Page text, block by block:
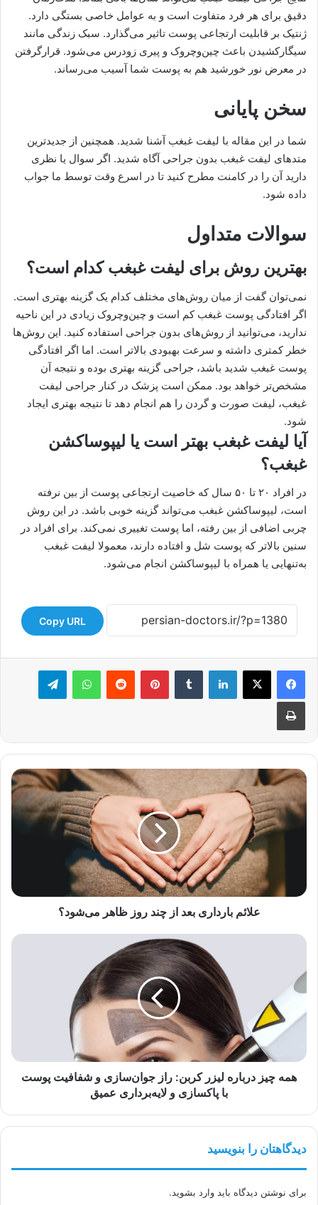
دقیق برای هر فرد متفاوت است و به عوامل خاصی بستگی دارد.
ژنتیک بر قابلیت ارتجاعی پوست تاثیر می‌گذارد. سبک زندگی مانند
سیگارکشیدن باعث چین‌و‌چروک و پیری زودرس می‌شود. قرارگرفتن
در معرض نور خورشید هم به پوست شما آسیب می‌رساند.
سخن پایانی
شما در این مقاله با لیفت غبغب آشنا شدید. همچنین از جدیدترین
متدهای لیفت غبغب بدون جراحی آگاه شدید. اگر سوال یا نظری
دارید آن را در کامنت مطرح کنید تا در اسرع وقت توسط ما جواب
داده شود.
سوالات متداول
بهترین روش برای لیفت غبغب کدام است؟
نمی‌توان گفت از میان روش‌های مختلف کدام یک گزینه بهتری است.
اگر افتادگی پوست غبغب کم است و چین‌وچروک زیادی در این ناحیه
ندارید، می‌توانید از روش‌های بدون جراحی استفاده کنید. این روش‌ها
خطر کمتری داشته و سرعت بهبودی بالاتر است. اما اگر افتادگی
پوست غبغب شدید باشد، جراحی گزینه بهتری بوده و نتیجه آن
مشخص‌تر خواهد بود. ممکن است پزشک در کنار جراحی لیفت
غبغب، لیفت صورت و گردن را هم انجام دهد تا نتیجه بهتری ایجاد
شود.
آیا لیفت غبغب بهتر است یا لیپوساکشن
غبغب؟
در افراد ۲۰ تا ۵۰ سال که خاصیت ارتجاعی پوست از بین نرفته
است، لیپوساکشن غبغب می‌تواند گزینه خوبی باشد. در این روش
چربی اضافی از بین رفته، اما پوست تغییری نمی‌کند. برای افراد در
سنین بالاتر که پوست شل و افتاده دارند، معمولا لیفت غبغب
به‌تنهایی یا همراه با لیپوساکشن انجام می‌شود.
Copy URL
لینکدین ‫تامبلر ‫پین‌ترست‫رددیت واتس آپ تلگرام
چاپ
علائم
بعد
از
علائم بارداری بعد از چند روز ظاهر می‌شود؟
همه
درباره
لیزر
راز
جوان‌سازی
شفافیت
پوست
عمیق
همه چیز درباره لیزر کربن: راز جوان‌سازی و شفافیت پوست
با پاکسازی و لایه‌برداری عمیق
دیدگاهتان را بنویسید
برای نوشتن دیدگاه باید وارد بشوید.